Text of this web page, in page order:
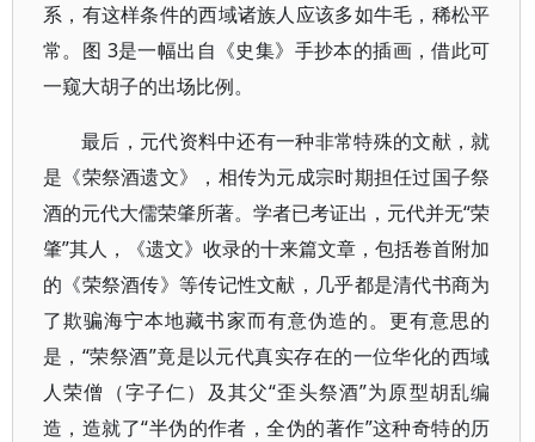
系，有这样条件的西域诸族人应该多如牛毛，稀松平
常。图 3是一幅出自《史集》手抄本的插画，借此可
一窥大胡子的出场比例。
最后，元代资料中还有一种非常特殊的文献，就
是《荣祭酒遗文》，相传为元成宗时期担任过国子祭
酒的元代大儒荣肇所著。学者已考证出，元代并无“荣
肇”其人，《遗文》收录的十来篇文章，包括卷首附加
的《荣祭酒传》等传记性文献，几乎都是清代书商为
了欺骗海宁本地藏书家而有意伪造的。更有意思的
是，“荣祭酒”竟是以元代真实存在的一位华化的西域
人荣僧（字子仁）及其父“歪头祭酒”为原型胡乱编
造，造就了“半伪的作者，全伪的著作”这种奇特的历